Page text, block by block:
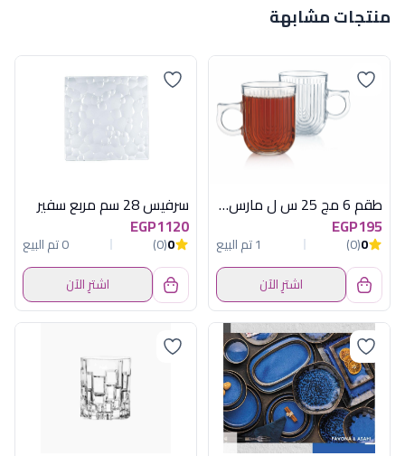
منتجات مشابهة
طقم 6 مج 25 س ل مارس لومينارك اماراتي
EGP195
0
(0)
1 تم البيع
اشترِ الآن
سرفيس 28 سم مربع سفير
EGP1120
0
(0)
0 تم البيع
اشترِ الآن